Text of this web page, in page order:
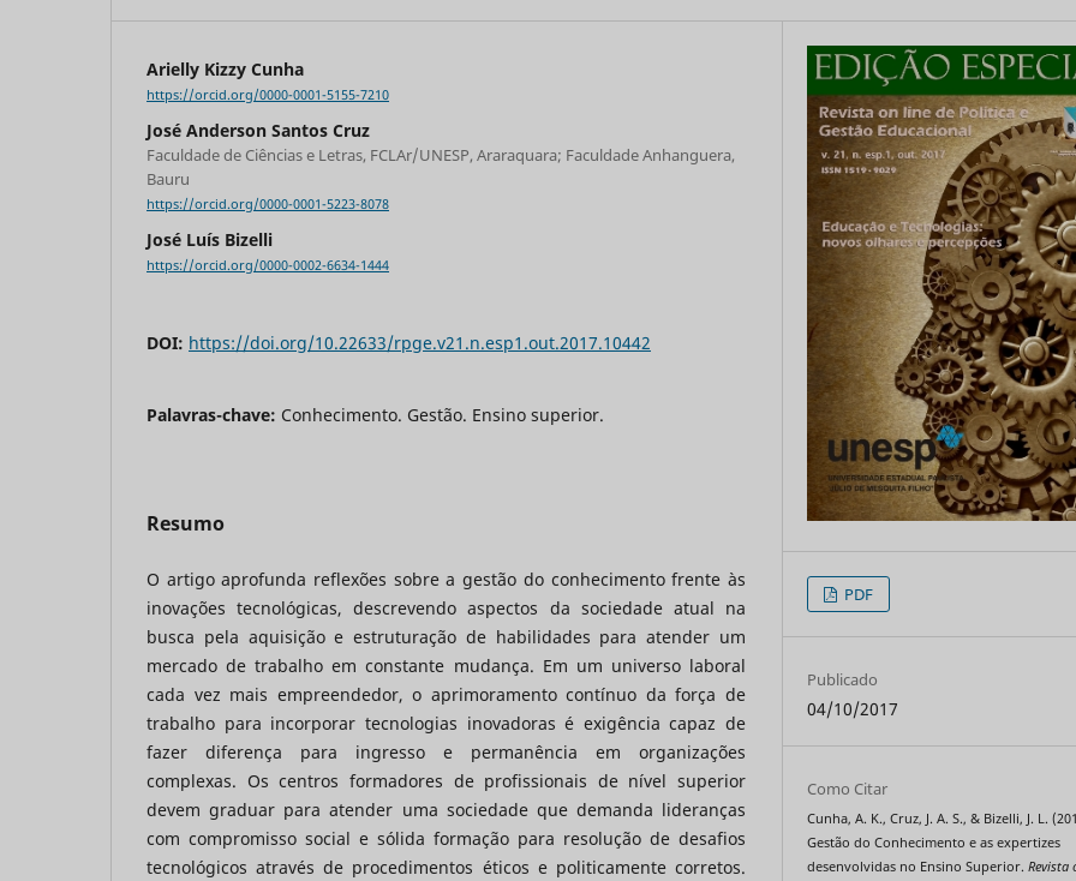
Arielly Kizzy Cunha
https://orcid.org/0000-0001-5155-7210
José Anderson Santos Cruz
Faculdade de Ciências e Letras, FCLAr/UNESP, Araraquara; Faculdade Anhanguera,
Bauru
https://orcid.org/0000-0001-5223-8078
José Luís Bizelli
https://orcid.org/0000-0002-6634-1444
DOI: https://doi.org/10.22633/rpge.v21.n.esp1.out.2017.10442
Palavras-chave: Conhecimento. Gestão. Ensino superior.
Resumo
O artigo aprofunda reflexões sobre a gestão do conhecimento frente às
inovações tecnológicas, descrevendo aspectos da sociedade atual na
busca pela aquisição e estruturação de habilidades para atender um
mercado de trabalho em constante mudança. Em um universo laboral
cada vez mais empreendedor, o aprimoramento contínuo da força de
trabalho para incorporar tecnologias inovadoras é exigência capaz de
fazer diferença para ingresso e permanência em organizações
complexas. Os centros formadores de profissionais de nível superior
devem graduar para atender uma sociedade que demanda lideranças
com compromisso social e sólida formação para resolução de desafios
tecnológicos através de procedimentos éticos e politicamente corretos.
PDF
Publicado
04/10/2017
Como Citar
Cunha, A. K., Cruz, J. A. S., & Bizelli, J. L.
Gestão do Conhecimento e as expertizes
desenvolvidas no Ensino Superior.Revista